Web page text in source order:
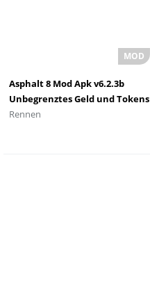
Asphalt 8 Mod Apk v6.2.3b
Unbegrenztes Geld und Tokens
Anti-Ban
Rennen